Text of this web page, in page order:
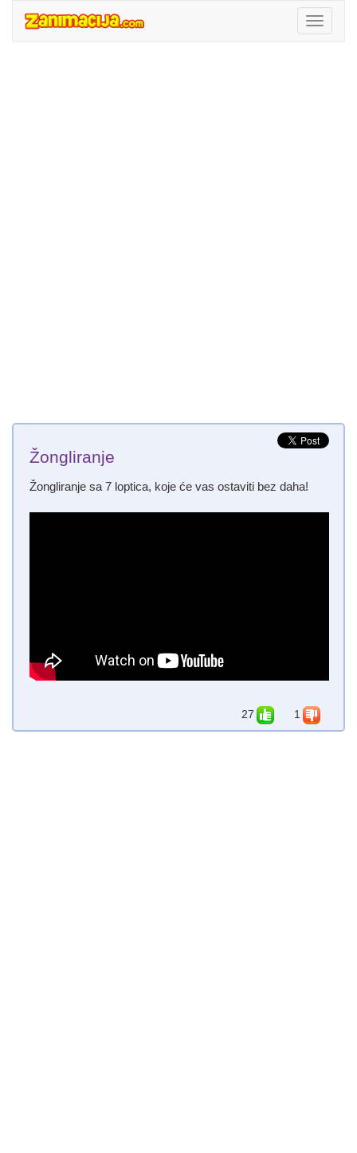
Žongliranje
Žongliranje sa 7 loptica, koje će vas ostaviti bez daha!
27 1